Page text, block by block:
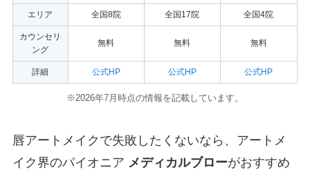
エリア 全国8院 全国17院 全国4院
カウンセリ
ング
無料 無料 無料
詳細 公式HP 公式HP 公式HP
※2026年7月時点の情報を記載しています。
唇アートメイクで失敗したくないなら、アートメ
イク界のパイオニア メディカルブローがおすすめ